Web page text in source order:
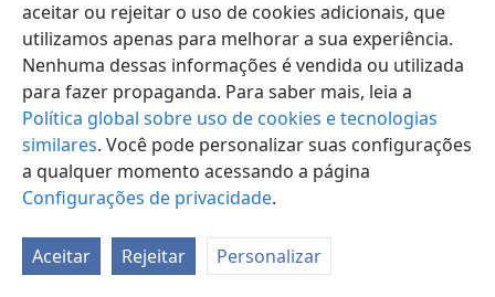
aceitar ou rejeitar o uso de cookies adicionais, que
utilizamos apenas para melhorar a sua experiência.
Nenhuma dessas informações é vendida ou utilizada
para fazer propaganda. Para saber mais, leia a
Política global sobre uso de cookies e tecnologias
similares. Você pode personalizar suas configurações
a qualquer momento acessando a página
Configurações de privacidade.
Aceitar Rejeitar Personalizar
Configurações de Privacidade
JW.ORG Login